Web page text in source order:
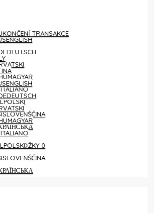
ENGLISH
DEUTSCH
MAGYAR
ITALIANO
POLSKI
SLOVENŠČINA
POLOŽKY 0
TRANSAKCE
ENGLISH
DEUTSCH
MAGYAR
ITALIANO
POLSKI
SLOVENŠČINA